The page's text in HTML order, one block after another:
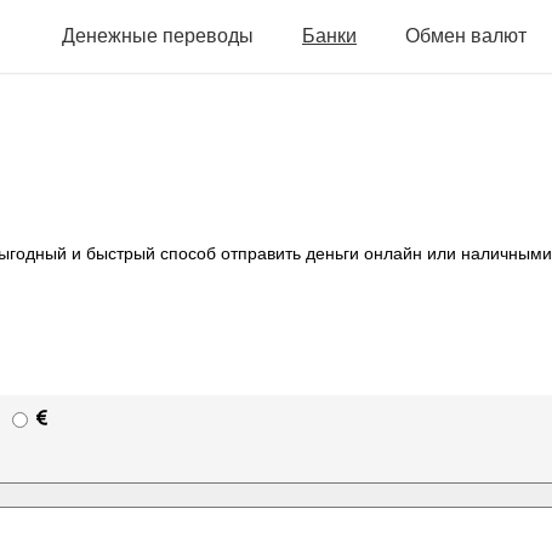
Денежные переводы Банки Обмен валют
и быстрый способ отправить деньги онлайн или наличными.